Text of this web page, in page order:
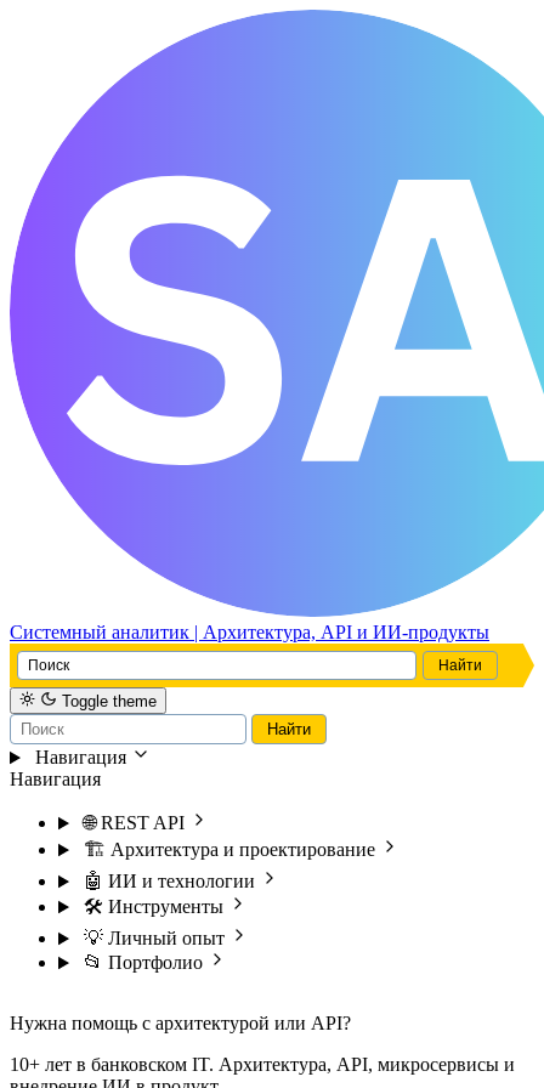
Системный аналитик | Архитектура, API и ИИ-продукты
Toggle theme
Навигация
Навигация
🌐 REST API
🏗️ Архитектура и проектирование
🤖 ИИ и технологии
🛠️ Инструменты
💡 Личный опыт
📂 Портфолио
Нужна помощь с архитектурой или API?
10+ лет в банковском IT. Архитектура, API, микросервисы и